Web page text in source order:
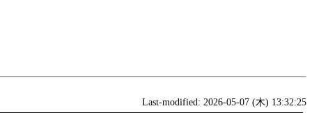
Last-modified: 2026-05-07 (木) 13:32:25